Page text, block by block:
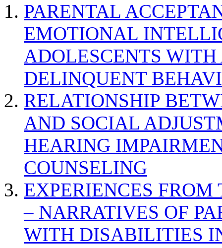
PARENTAL
EMOTIONAL
ADOLESCENTS
DELINQUENT
RELATIONSHIP
AND SOCIAL
HEARING
COUNSELING
EXPERIENCES
– NARRATIVES OF
WITH DISABILITIES